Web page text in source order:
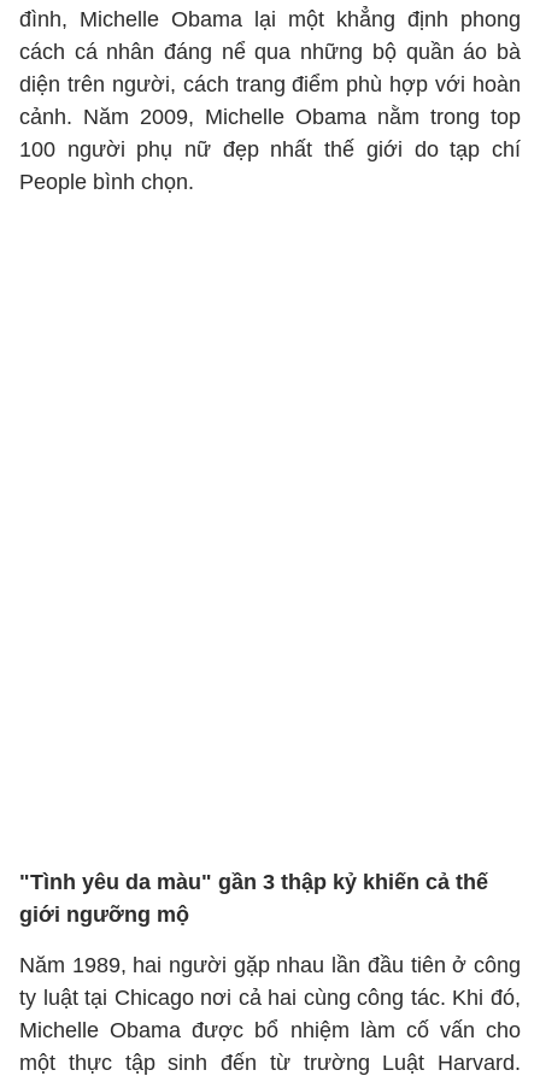
đình, Michelle Obama lại một khẳng định phong
cách cá nhân đáng nể qua những bộ quần áo bà
diện trên người, cách trang điểm phù hợp với hoàn
cảnh. Năm 2009, Michelle Obama nằm trong top
100 người phụ nữ đẹp nhất thế giới do tạp chí
People bình chọn.
"Tình yêu da màu" gần 3 thập kỷ khiến cả thế
giới ngưỡng mộ
Năm 1989, hai người gặp nhau lần đầu tiên ở công
ty luật tại Chicago nơi cả hai cùng công tác. Khi đó,
Michelle Obama được bổ nhiệm làm cố vấn cho
một thực tập sinh đến từ trường Luật Harvard.